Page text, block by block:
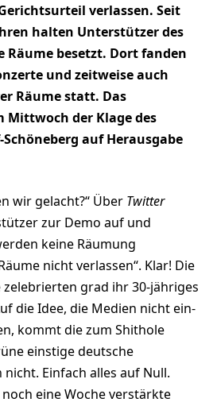
verlassen. Seit
halten Unterstützer des
Räume besetzt. Dort fanden
und zeitweise auch
Räume statt. Das
Mittwoch der Klage des
auf Herausgabe
wir gelacht?“ Über Twitter
zur Demo auf und
keine Räumung
nicht verlassen“. Klar! Die
grad ihr 30-jähriges
die Idee, die Medien nicht ein-
kommt die zum Shithole
einstige deutsche
Einfach alles auf Null.
eine Woche verstärkte